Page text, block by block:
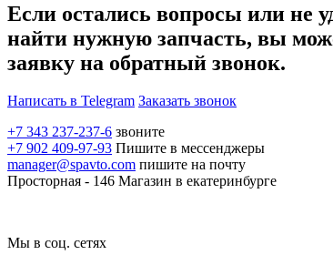
Если остались вопросы или не
найти нужную запчасть, вы
заявку на обратный звонок.
Написать в Telegram Заказать звонок
+7 343 237-237-6 звоните
+7 902 409-97-93 Пишите в мессенджеры
manager@spavto.com пишите на почту
Просторная - 146 Магазин в екатеринбурге
Мы в соц. сетях